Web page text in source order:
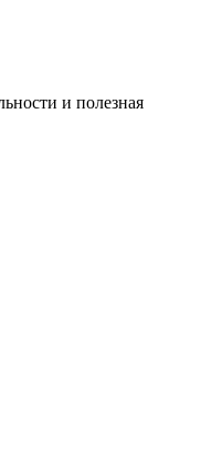
и полезная